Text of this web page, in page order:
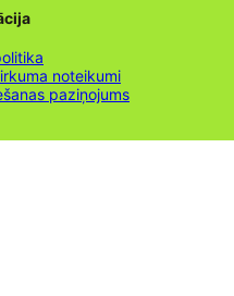
noteikumi
paziņojums